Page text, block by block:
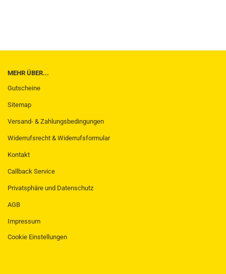
MEHR ÜBER...
Gutscheine
Sitemap
Versand- & Zahlungsbedingungen
Widerrufsrecht & Widerrufsformular
Kontakt
Callback Service
Privatsphäre und Datenschutz
AGB
Impressum
Cookie Einstellungen